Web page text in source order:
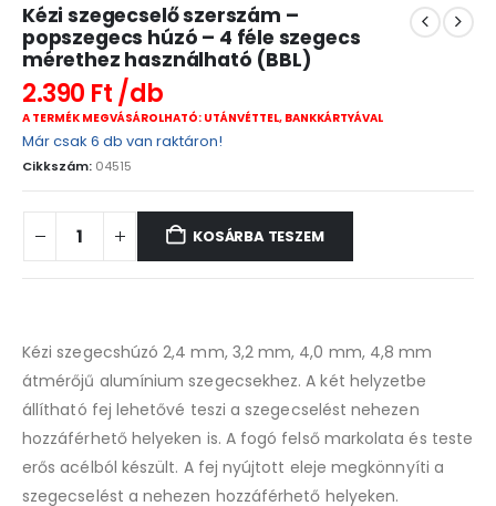
Kézi szegecselő szerszám –
popszegecs húzó – 4 féle szegecs
mérethez használható (BBL)
2.390 Ft
A TERMÉK MEGVÁSÁROLHATÓ: UTÁNVÉTTEL, BANKKÁRTYÁVAL
Már csak 6 db van raktáron!
Cikkszám: 04515
KOSÁRBA TESZEM
Kézi szegecshúzó 2,4 mm, 3,2 mm, 4,0 mm, 4,8 mm
átmérőjű alumínium szegecsekhez. A két helyzetbe
állítható fej lehetővé teszi a szegecselést nehezen
hozzáférhető helyeken is. A fogó felső markolata és teste
erős acélból készült. A fej nyújtott eleje megkönnyíti a
szegecselést a nehezen hozzáférhető helyeken.